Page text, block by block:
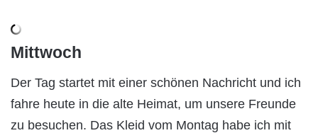
Mittwoch
Der Tag startet mit einer schönen Nachricht und ich
fahre heute in die alte Heimat, um unsere Freunde
zu besuchen. Das Kleid vom Montag habe ich mit